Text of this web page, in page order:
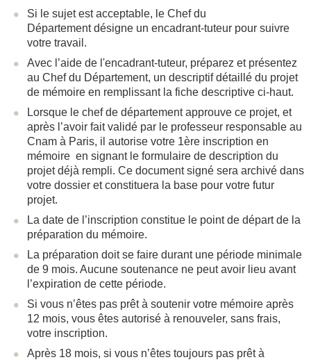
Si le sujet est acceptable, le Chef du
Département désigne un encadrant-tuteur pour suivre
votre travail.
Avec l’aide de l'encadrant-tuteur, préparez et présentez
au Chef du Département, un descriptif détaillé du projet
de mémoire en remplissant la fiche descriptive ci-haut.
Lorsque le chef de département approuve ce projet, et
après l’avoir fait validé par le professeur responsable au
Cnam à Paris, il autorise votre 1ère inscription en
mémoire en signant le formulaire de description du
projet déjà rempli. Ce document signé sera archivé dans
votre dossier et constituera la base pour votre futur
projet.
La date de l’inscription constitue le point de départ de la
préparation du mémoire.
La préparation doit se faire durant une période minimale
de 9 mois. Aucune soutenance ne peut avoir lieu avant
l’expiration de cette période.
Si vous n’êtes pas prêt à soutenir votre mémoire après
12 mois, vous êtes autorisé à renouveler, sans frais,
votre inscription.
Après 18 mois, si vous n’êtes toujours pas prêt à